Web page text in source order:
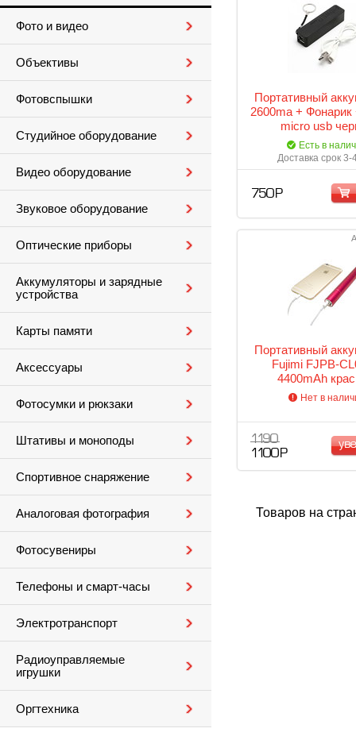
Фото и видео
Объективы
Фотовспышки
Студийное оборудование
Видео оборудование
Звуковое оборудование
Оптические приборы
Аккумуляторы и зарядные
устройства
Карты памяти
Аксессуары
Фотосумки и рюкзаки
Штативы и моноподы
Спортивное снаряжение
Аналоговая фотография
Фотосувениры
Телефоны и смарт-часы
Электротранспорт
Радиоуправляемые
игрушки
Оргтехника
Портативный
2600ma + Фонарик
micro usb
Есть в
Доставка срок 3-
750 Р
Портативный
Fujimi FJPB-
4400mAh
Нет в
1 190
1 100 Р
Товаров на